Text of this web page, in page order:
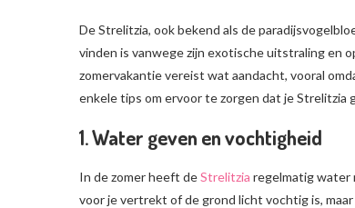
De Strelitzia, ook bekend als de
vinden is vanwege zijn exotische uitstraling en
zomervakantie vereist wat aandacht, vooral
enkele tips om ervoor te zorgen dat je
1. Water geven en vochtigheid
In de zomer heeft deStrelitzia regelmatig water
voor je vertrekt of de grond licht vochtig is,